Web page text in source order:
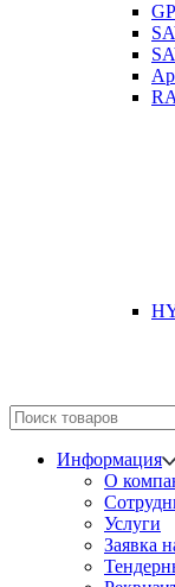
Информация
О
Услуги
Заявка